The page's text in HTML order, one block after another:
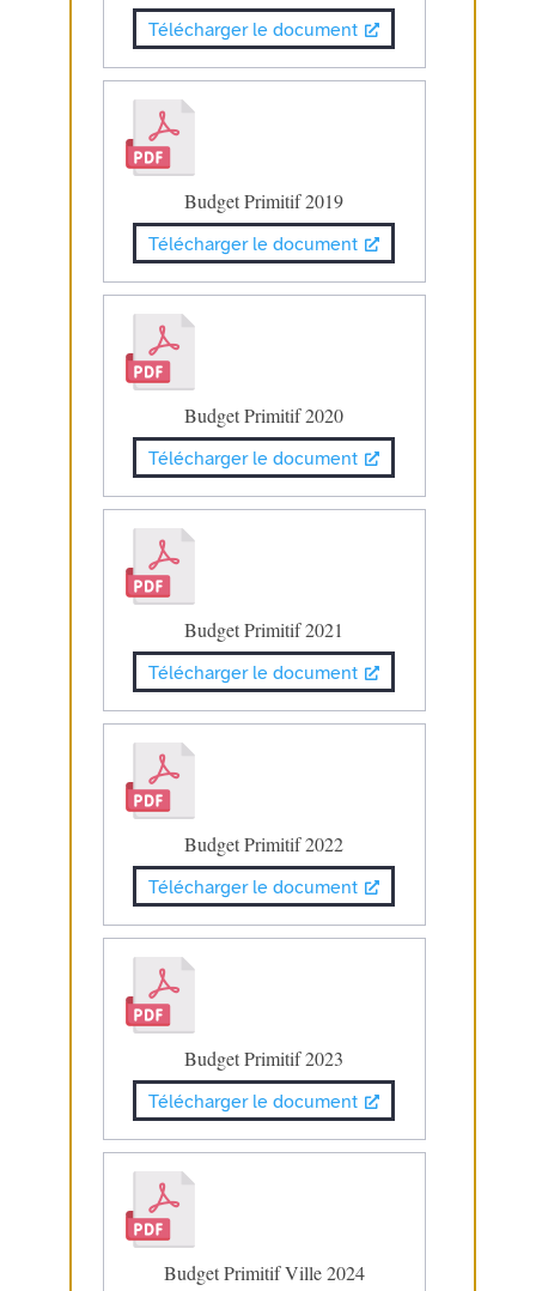
Télécharger le document
Budget Primitif 2019
Télécharger le document
Budget Primitif 2020
Télécharger le document
Budget Primitif 2021
Télécharger le document
Budget Primitif 2022
Télécharger le document
Budget Primitif 2023
Télécharger le document
Budget Primitif Ville 2024